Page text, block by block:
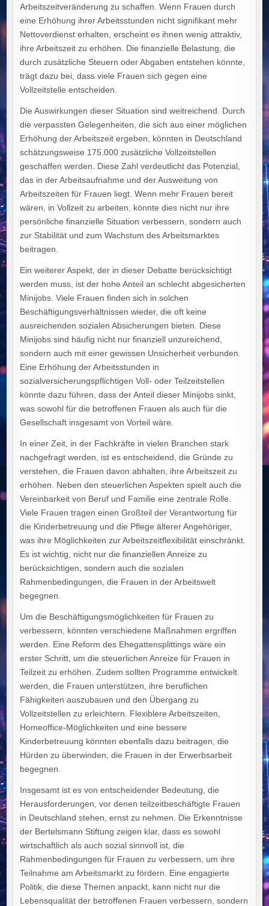
Arbeitszeitveränderung zu schaffen. Wenn Frauen durch
eine Erhöhung ihrer Arbeitsstunden nicht signifikant mehr
Nettoverdienst erhalten, erscheint es ihnen wenig attraktiv,
ihre Arbeitszeit zu erhöhen. Die finanzielle Belastung, die
durch zusätzliche Steuern oder Abgaben entstehen könnte,
trägt dazu bei, dass viele Frauen sich gegen eine
Vollzeitstelle entscheiden.
Die Auswirkungen dieser Situation sind weitreichend. Durch
die verpassten Gelegenheiten, die sich aus einer möglichen
Erhöhung der Arbeitszeit ergeben, könnten in Deutschland
schätzungsweise 175.000 zusätzliche Vollzeitstellen
geschaffen werden. Diese Zahl verdeutlicht das Potenzial,
das in der Arbeitsaufnahme und der Ausweitung von
Arbeitszeiten für Frauen liegt. Wenn mehr Frauen bereit
wären, in Vollzeit zu arbeiten, könnte dies nicht nur ihre
persönliche finanzielle Situation verbessern, sondern auch
zur Stabilität und zum Wachstum des Arbeitsmarktes
beitragen.
Ein weiterer Aspekt, der in dieser Debatte berücksichtigt
werden muss, ist der hohe Anteil an schlecht abgesicherten
Minijobs. Viele Frauen finden sich in solchen
Beschäftigungsverhältnissen wieder, die oft keine
ausreichenden sozialen Absicherungen bieten. Diese
Minijobs sind häufig nicht nur finanziell unzureichend,
sondern auch mit einer gewissen Unsicherheit verbunden.
Eine Erhöhung der Arbeitsstunden in
sozialversicherungspflichtigen Voll- oder Teilzeitstellen
könnte dazu führen, dass der Anteil dieser Minijobs sinkt,
was sowohl für die betroffenen Frauen als auch für die
Gesellschaft insgesamt von Vorteil wäre.
In einer Zeit, in der Fachkräfte in vielen Branchen stark
nachgefragt werden, ist es entscheidend, die Gründe zu
verstehen, die Frauen davon abhalten, ihre Arbeitszeit zu
erhöhen. Neben den steuerlichen Aspekten spielt auch die
Vereinbarkeit von Beruf und Familie eine zentrale Rolle.
Viele Frauen tragen einen Großteil der Verantwortung für
die Kinderbetreuung und die Pflege älterer Angehöriger,
was ihre Möglichkeiten zur Arbeitszeitflexibilität einschränkt.
Es ist wichtig, nicht nur die finanziellen Anreize zu
berücksichtigen, sondern auch die sozialen
Rahmenbedingungen, die Frauen in der Arbeitswelt
begegnen.
Um die Beschäftigungsmöglichkeiten für Frauen zu
verbessern, könnten verschiedene Maßnahmen ergriffen
werden. Eine Reform des Ehegattensplittings wäre ein
erster Schritt, um die steuerlichen Anreize für Frauen in
Teilzeit zu erhöhen. Zudem sollten Programme entwickelt
werden, die Frauen unterstützen, ihre beruflichen
Fähigkeiten auszubauen und den Übergang zu
Vollzeitstellen zu erleichtern. Flexiblere Arbeitszeiten,
Homeoffice-Möglichkeiten und eine bessere
Kinderbetreuung könnten ebenfalls dazu beitragen, die
Hürden zu überwinden, die Frauen in der Erwerbsarbeit
begegnen.
Insgesamt ist es von entscheidender Bedeutung, die
Herausforderungen, vor denen teilzeitbeschäftigte Frauen
in Deutschland stehen, ernst zu nehmen. Die Erkenntnisse
der Bertelsmann Stiftung zeigen klar, dass es sowohl
wirtschaftlich als auch sozial sinnvoll ist, die
Rahmenbedingungen für Frauen zu verbessern, um ihre
Teilnahme am Arbeitsmarkt zu fördern. Eine engagierte
Politik, die diese Themen anpackt, kann nicht nur die
Lebensqualität der betroffenen Frauen verbessern, sondern